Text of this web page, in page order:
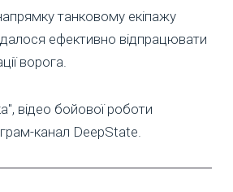
танковому екіпажу
ефективно відпрацювати
ворога.
відео бойової роботи
канал DeepState.